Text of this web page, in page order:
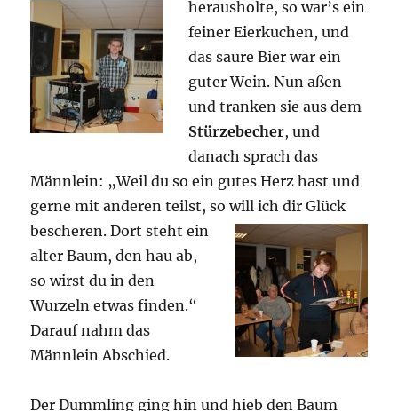
herausholte, so war’s ein
feiner Eierkuchen, und
das saure Bier war ein
guter Wein. Nun aßen
und tranken sie aus dem
Stürzebecher, und
danach sprach das
Männlein: „Weil du so ein gutes Herz hast und
gerne mit anderen teilst, so will ich dir Glück
bescheren.Dort steht ein
alter Baum, den hau ab,
so wirst du in den
Wurzeln etwas finden.“
Darauf nahm das
Männlein Abschied.
Der Dummling ging hin und hieb den Baum